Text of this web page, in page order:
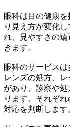
眼科は目の健康
り見え方が変化
れ、見やすさの
きます。
眼科のサービス
レンズの処方、
があり、診察や
ります。それぞ
対応を判断します